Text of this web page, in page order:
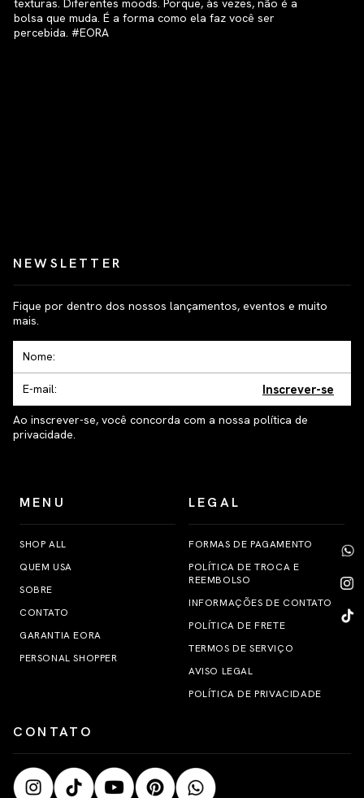
NEWSLETTER
Fique por dentro dos nossos lançamentos, eventos e muito
mais.
Inscrever-se
Ao inscrever-se, você concorda com a nossa política de
privacidade.
MENU
SHOP ALL
QUEM USA
SOBRE
CONTATO
GARANTIA EORA
PERSONAL SHOPPER
LEGAL
FORMAS DE PAGAMENTO
POLÍTICA DE TROCA E
REEMBOLSO
INFORMAÇÕES DE CONTATO
POLÍTICA DE FRETE
TERMOS DE SERVIÇO
AVISO LEGAL
POLÍTICA DE PRIVACIDADE
CONTATO